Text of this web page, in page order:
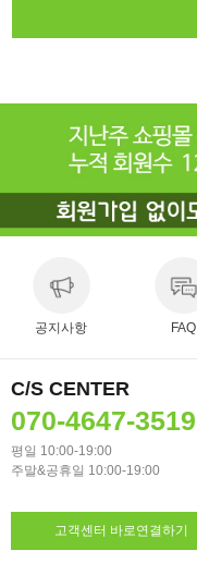
공지사항 FAQ
C/S CENTER
070-4647-3519
평일 10:00-19:00
주말&공휴일 10:00-19:00
고객센터 바로연결하기